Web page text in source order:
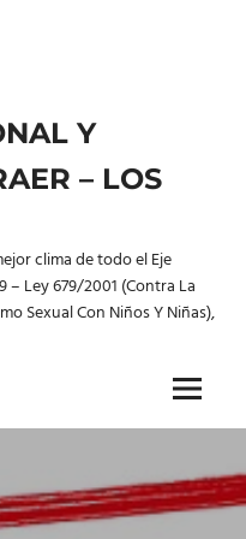
Y
– LOS
clima de todo el Eje
– Ley 679/2001 (Contra La
Sexual Con Niños Y Niñas),
Menu